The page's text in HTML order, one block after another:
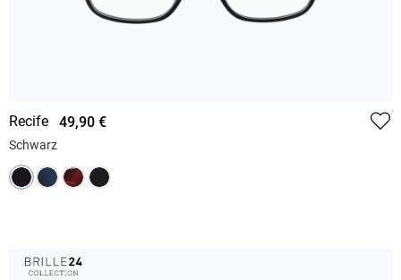
Recife 49,90 €
Schwarz